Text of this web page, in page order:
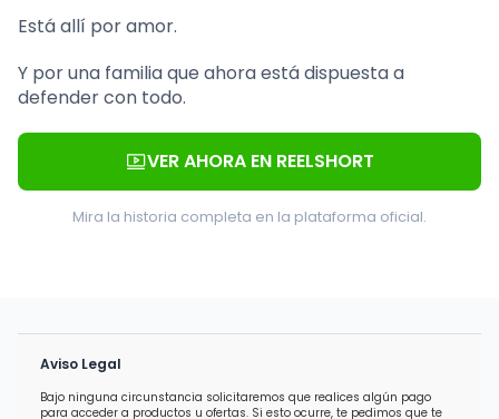
Está allí por amor.
Y por una familia que ahora está dispuesta a
defender con todo.
VER AHORA EN REELSHORT
Mira la historia completa en la plataforma oficial.
Aviso Legal
Bajo ninguna circunstancia solicitaremos que realices algún pago
para acceder a productos u ofertas. Si esto ocurre, te pedimos que te